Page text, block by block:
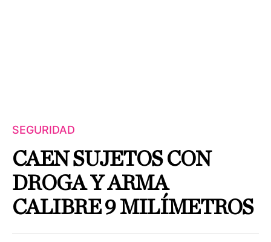
SEGURIDAD
CAEN SUJETOS CON
DROGA Y ARMA
CALIBRE 9 MILÍMETROS